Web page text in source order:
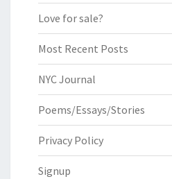
Love for sale?
Most Recent Posts
NYC Journal
Poems/Essays/Stories
Privacy Policy
Signup